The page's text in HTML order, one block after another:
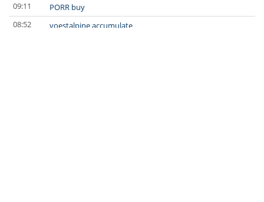
09:11
PORR buy
08:52
voestalpine accumulate